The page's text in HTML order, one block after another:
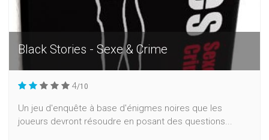
Black Stories - Sexe & Crime
4/10
Un jeu d'enquête à base d'énigmes noires que les
joueurs devront résoudre en posant des questions...